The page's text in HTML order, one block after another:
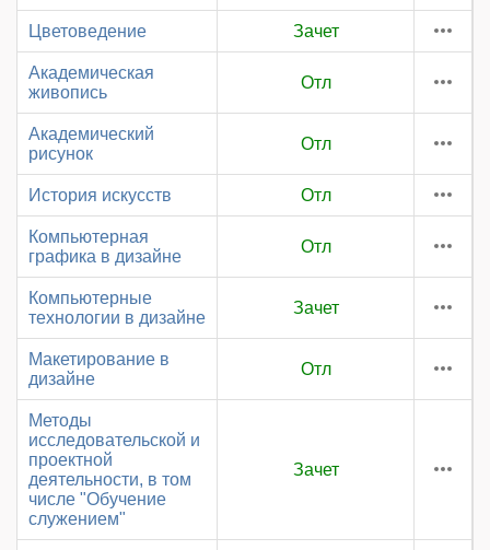
Цветоведение Зачет
Академическая
живопись
Отл
Академический
рисунок
Отл
История искусств Отл
Компьютерная
графика в дизайне
Отл
Компьютерные
технологии в дизайне
Зачет
Макетирование в
дизайне
Отл
Методы
исследовательской и
проектной
деятельности, в том
числе "Обучение
служением"
Зачет